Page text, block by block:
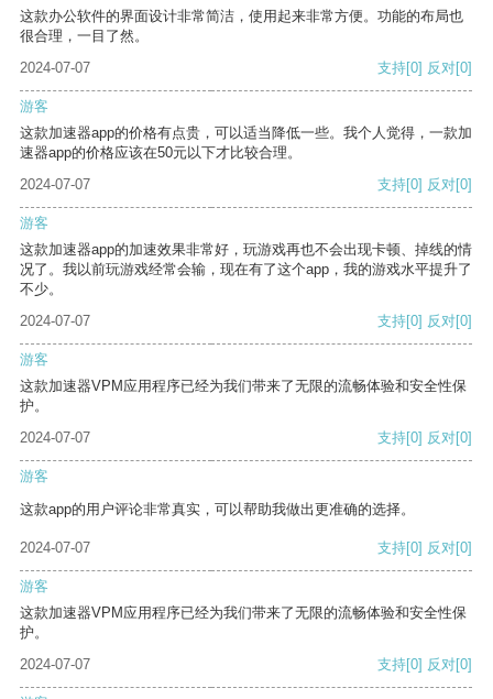
这款办公软件的界面设计非常简洁，使用起来非常方便。功能的布局也
很合理，一目了然。
2024-07-07
支持[0] 反对[0]
游客
这款加速器app的价格有点贵，可以适当降低一些。我个人觉得，一款加
速器app的价格应该在50元以下才比较合理。
2024-07-07
支持[0] 反对[0]
游客
这款加速器app的加速效果非常好，玩游戏再也不会出现卡顿、掉线的情
况了。我以前玩游戏经常会输，现在有了这个app，我的游戏水平提升了
不少。
2024-07-07
支持[0] 反对[0]
游客
这款加速器VPM应用程序已经为我们带来了无限的流畅体验和安全性保
护。
2024-07-07
支持[0] 反对[0]
游客
这款app的用户评论非常真实，可以帮助我做出更准确的选择。
2024-07-07 支持[0] 反对[0]
游客
这款加速器VPM应用程序已经为我们带来了无限的流畅体验和安全性保
护。
2024-07-07
支持[0] 反对[0]